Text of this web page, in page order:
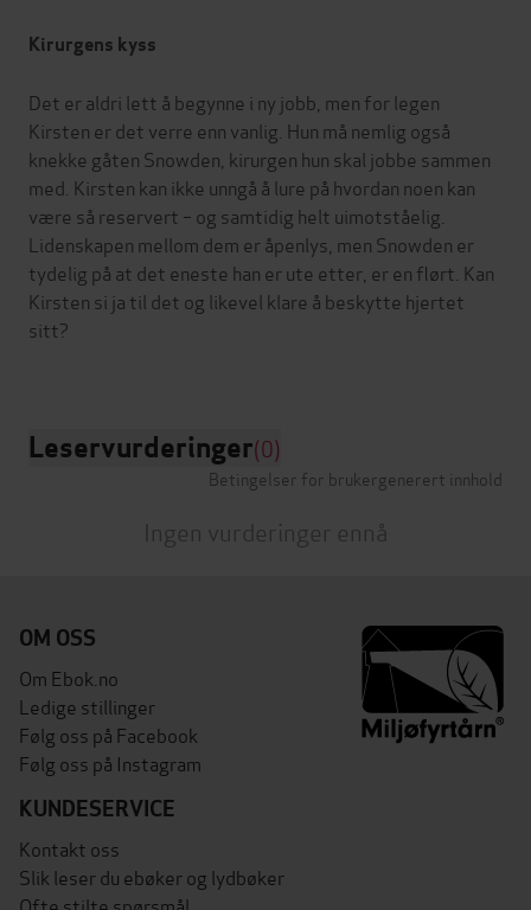
Kirurgens kyss
Det er aldri lett å begynne i ny jobb, men for legen
Kirsten er det verre enn vanlig. Hun må nemlig også
knekke gåten Snowden, kirurgen hun skal jobbe sammen
med. Kirsten kan ikke unngå å lure på hvordan noen kan
være så reservert – og samtidig helt uimotståelig.
Lidenskapen mellom dem er åpenlys, men Snowden er
tydelig på at det eneste han er ute etter, er en flørt. Kan
Kirsten si ja til det og likevel klare å beskytte hjertet
sitt?
Leservurderinger(0)
Betingelser for brukergenerert innhold
Ingen vurderinger ennå
OM OSS
Om Ebok.no
Ledige stillinger
Følg oss på Facebook
Følg oss på Instagram
KUNDESERVICE
Kontakt oss
Slik leser du ebøker og lydbøker
Ofte stilte spørsmål